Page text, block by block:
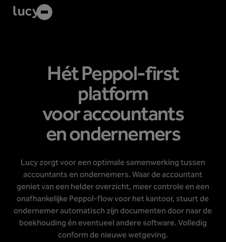
Hét Peppol-first
platform
voor accountants
en ondernemers
Lucy zorgt voor een optimale samenwerking tussen
accountants en ondernemers. Waar de accountant
geniet van een helder overzicht, meer controle en een
onafhankelijke Peppol-flow voor het kantoor, stuurt de
ondernemer automatisch zijn documenten door naar de
boekhouding én eventueel andere software. Volledig
conform de nieuwe wetgeving.